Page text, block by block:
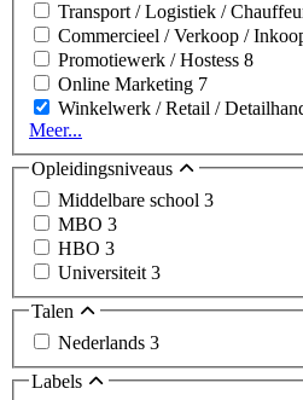
Transport / Logistiek /
Commercieel / Verkoop /
Promotiewerk / Hostess 8
Online Marketing 7
Winkelwerk / Retail /
Meer...
Opleidingsniveaus
Middelbare school 3
MBO 3
HBO 3
Universiteit 3
Talen
Nederlands 3
Labels